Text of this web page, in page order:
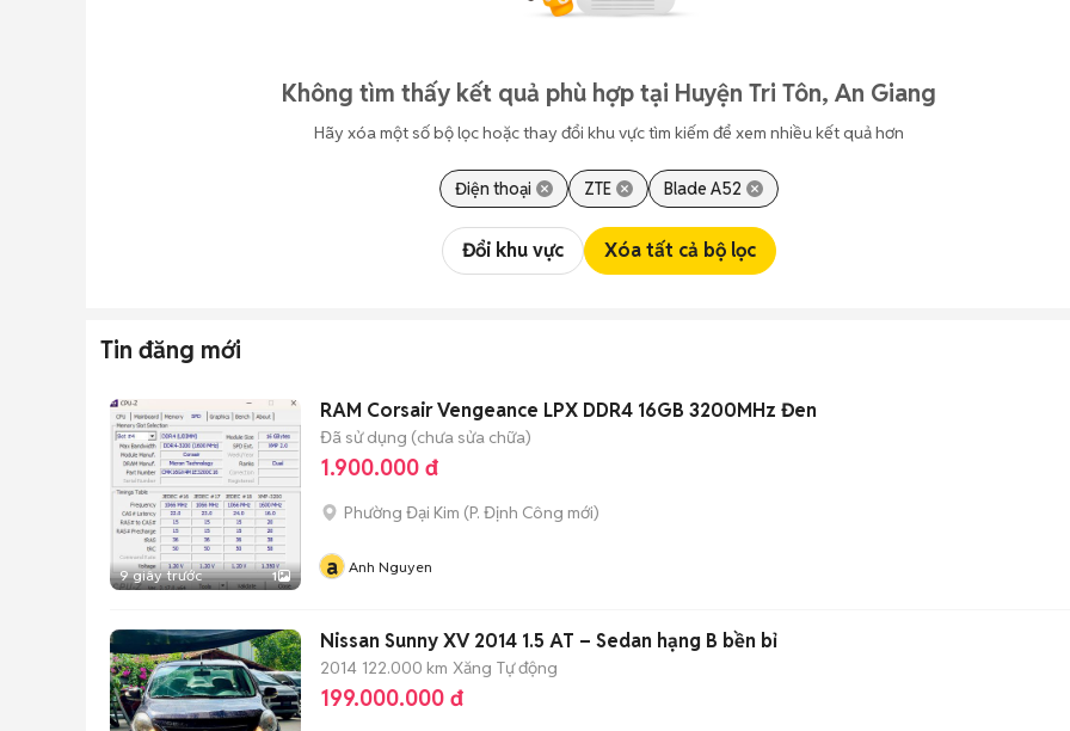
Không tìm thấy kết quả phù hợp tại Huyện Tri Tôn, An Giang
Hãy xóa một số bộ lọc hoặc thay đổi khu vực tìm kiếm để xem nhiều kết quả hơn
Điện thoại ZTE Blade A52
Đổi khu vực Xóa tất cả bộ lọc
Tin đăng mới
9 giây trước 1
RAM Corsair Vengeance LPX DDR4 16GB 3200MHz Đen
Đã sử dụng (chưa sửa chữa)
1.900.000 đ
Phường Đại Kim (P. Định Công mới)
a Anh Nguyen
Nissan Sunny XV 2014 1.5 AT – Sedan hạng B bền bỉ
2014 122.000 km Xăng Tự động
199.000.000 đ